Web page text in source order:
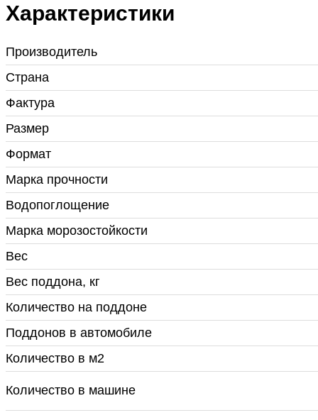
Характеристики
Производитель
Страна
Фактура
Размер
Формат
Марка прочности
Водопоглощение
Марка морозостойкости
Вес
Вес поддона, кг
Количество на поддоне
Поддонов в автомобиле
Количество в м2
Количество в машине